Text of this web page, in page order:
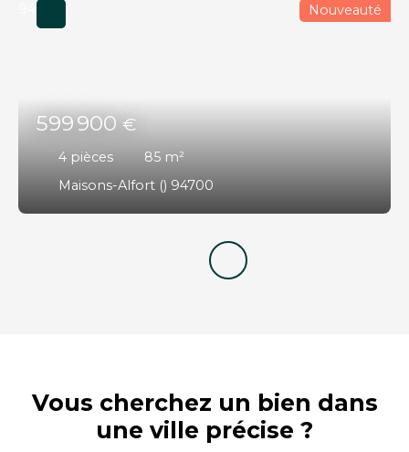
599 900€
4 pièces 85 m²
Maisons-Alfort () 94700
Nouveauté
Vous cherchez un bien dans
une ville précise ?